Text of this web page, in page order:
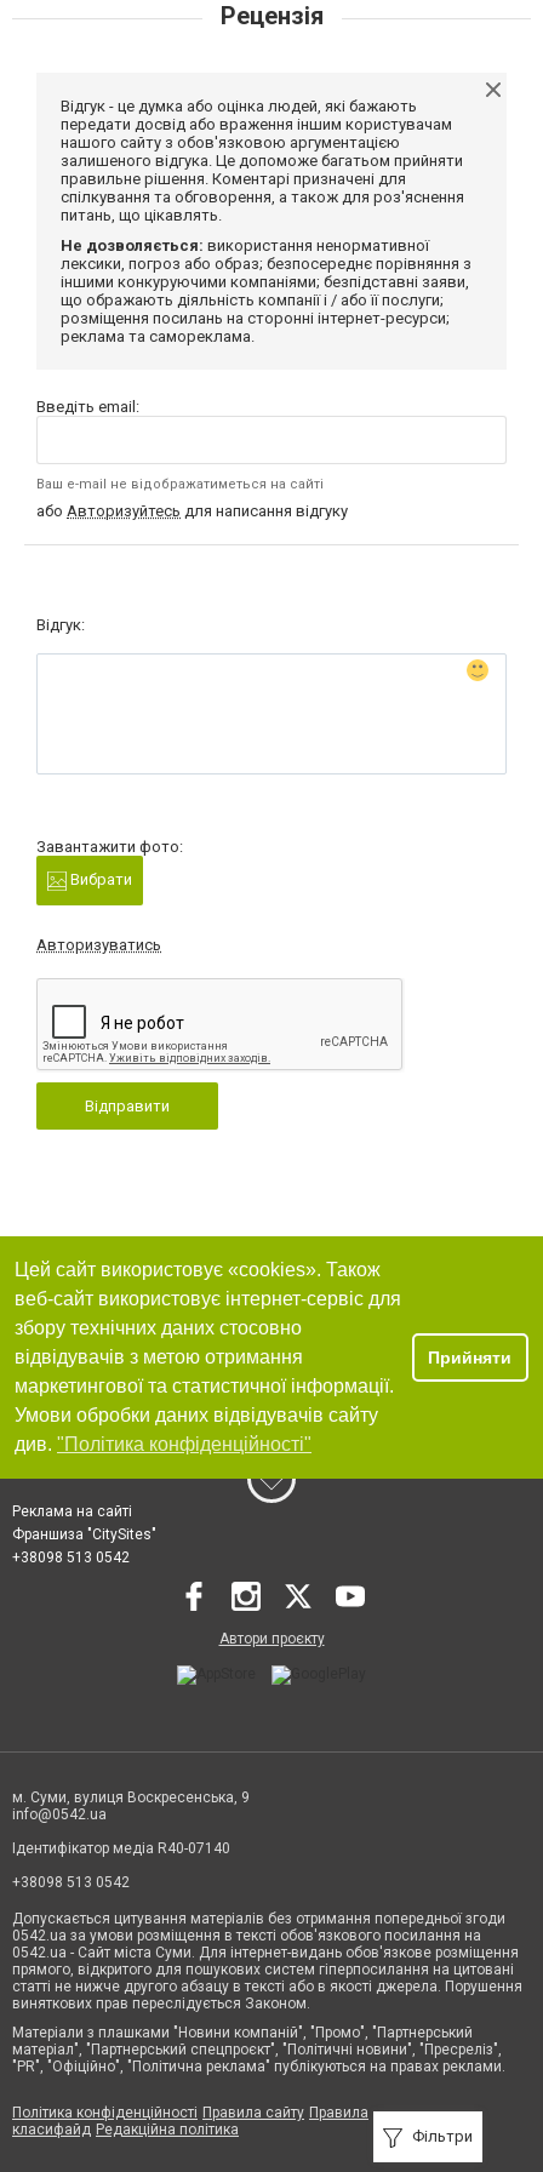
Рецензія
Відгук - це думка або оцінка людей, які бажають
передати досвід або враження іншим користувачам
нашого сайту з обов'язковою аргументацією
залишеного відгука. Це допоможе багатьом прийняти
правильне рішення. Коментарі призначені для
спілкування та обговорення, а також для роз'яснення
питань, що цікавлять.
Не дозволяється: використання ненормативної
лексики, погроз або образ; безпосереднє порівняння з
іншими конкуруючими компаніями; безпідставні заяви,
що ображають діяльність компанії і / або її послуги;
розміщення посилань на сторонні інтернет-ресурси;
реклама та самореклама.
Введіть email:
Ваш e-mail не відображатиметься на сайті
або Авторизуйтесь для написання відгуку
Відгук:
Завантажити фото:
Вибрати
Авторизуватись
Відправити
Фільтри
Цей сайт використовує «cookies». Також
веб-сайт використовує інтернет-сервіс для
збору технічних даних стосовно
відвідувачів з метою отримання
маркетингової та статистичної інформації.
Умови обробки даних відвідувачів сайту
див. "Політика конфіденційності"
Прийняти
Реклама на сайті
Франшиза "CitySites"
+38098 513 0542
Автори проєкту
м. Суми, вулиця Воскресенська, 9
info@0542.ua
Ідентифікатор медіа R40-07140
+38098 513 0542
Допускається цитування матеріалів без отримання попередньої згоди
0542.ua за умови розміщення в тексті обов'язкового посилання на
0542.ua - Сайт міста Суми. Для інтернет-видань обов'язкове розміщення
прямого, відкритого для пошукових систем гіперпосилання на цитовані
статті не нижче другого абзацу в тексті або в якості джерела. Порушення
виняткових прав переслідується Законом.
Матеріали з плашками "Новини компаній", "Промо", "Партнерський
матеріал", "Партнерський спецпроєкт", "Політичні новини", "Пресреліз",
"PR", "Офіційно", "Політична реклама" публікуються на правах реклами.
Політика конфіденційності Правила сайту Правила
класифайд Редакційна політика